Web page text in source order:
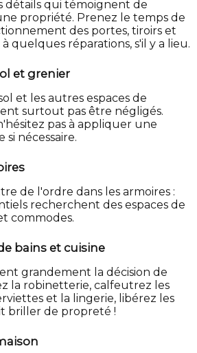
détails qui témoignent de
propriété. Prenez le temps de
des portes, tiroirs et
quelques réparations, s'il y a lieu.
et grenier
et les autres espaces de
surtout pas être négligés.
pas à appliquer une
nécessaire.
de l'ordre dans les armoires :
recherchent des espaces de
commodes.
bains et cuisine
grandement la décision de
la robinetterie, calfeutrez les
et la lingerie, libérez les
briller de propreté !